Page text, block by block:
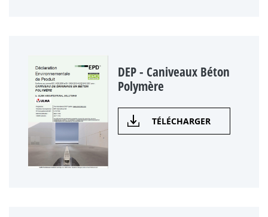
DEP - Caniveaux Béton
Polymère
TÉLÉCHARGER